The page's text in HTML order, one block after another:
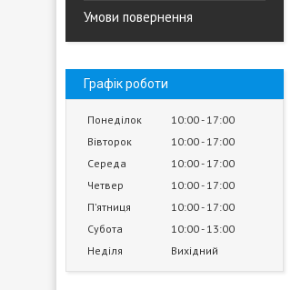
Умови повернення
Графік роботи
Понеділок 10:00 17:00
Вівторок
10:00 17:00
Середа
10:00 17:00
Четвер
10:00 17:00
Пʼятниця
10:00 17:00
Субота
10:00 13:00
Неділя
Вихідний